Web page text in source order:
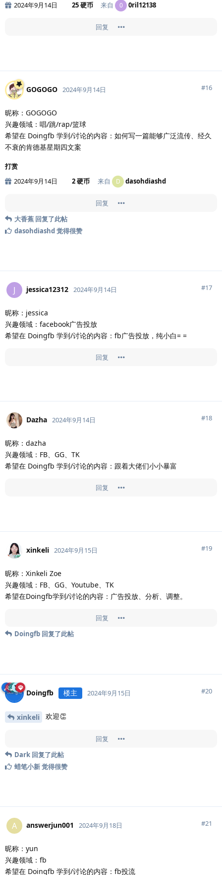
2024年9月14日
25 硬币 来自 0 0ril12138
回复
GOGOGO 2024年9月14日 #16
昵称：GOGOGO
兴趣领域：唱/跳/rap/篮球
希望在 Doingfb 学到/讨论的内容：如何写一篇能够广泛流传、经久
不衰的肯德基星期四文案
打赏
2024年9月14日
2 硬币 来自 D dasohdiashd
回复
大香蕉 回复了此帖
dasohdiashd觉得很赞
J jessica12312 2024年9月14日 #17
昵称：jessica
兴趣领域：facebook广告投放
希望在 Doingfb 学到/讨论的内容：fb广告投放，纯小白= =
回复
Dazha 2024年9月14日 #18
昵称：dazha
兴趣领域：FB、GG、TK
希望在 Doingfb 学到/讨论的内容：跟着大佬们小小暴富
回复
xinkeli 2024年9月15日 #19
昵称：Xinkeli Zoe
兴趣领域：FB、GG、Youtube、TK
希望在Doingfb学到/讨论的内容：广告投放、分析、调整。
回复
Doingfb 回复了此帖
Doingfb 楼主 2024年9月15日 #20
xinkeli 欢迎👏
回复
Dark 回复了此帖
蜡笔小新觉得很赞
A answerjun001 2024年9月18日 #21
昵称：yun
兴趣领域：fb
希望在 Doingfb 学到/讨论的内容：fb投流